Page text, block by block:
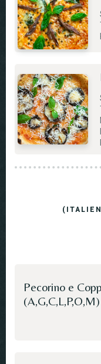
Pecorino e
(A,G,C,L,P,O,M)